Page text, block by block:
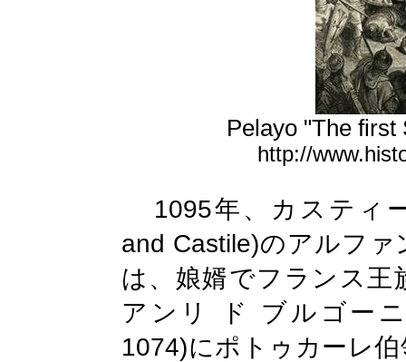
Pelayo "The first
http://
1095年、カスティ
and Castile)のアルファ
は、娘婿でフランス王
アンリ
ド ブルゴー
1074)にポトゥカーレ伯